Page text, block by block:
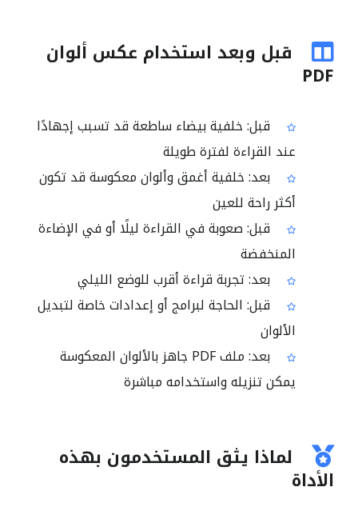
قبل وبعد استخدام عكس ألوان
PDF
قبل: خلفية بيضاء ساطعة قد تسبب إجهادًا
عند القراءة لفترة طويلة
بعد: خلفية أغمق وألوان معكوسة قد تكون
أكثر راحة للعين
قبل: صعوبة في القراءة ليلًا أو في الإضاءة
المنخفضة
بعد: تجربة قراءة أقرب للوضع الليلي
قبل: الحاجة لبرامج أو إعدادات خاصة لتبديل
الألوان
بعد: ملف PDF جاهز بالألوان المعكوسة
يمكن تنزيله واستخدامه مباشرة
لماذا يثق المستخدمون بهذه
الأداة